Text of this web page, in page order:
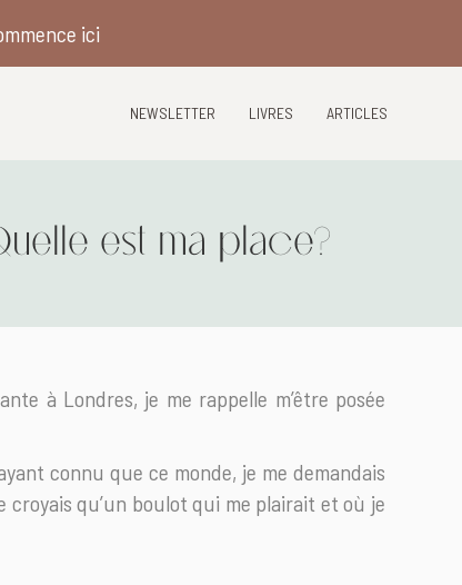
NEWSLETTER LIVRES ARTICLES
est ma place?
à Londres, je me rappelle m’être posée
connu que ce monde, je me demandais
croyais qu’un boulot qui me plairait et où je
ici